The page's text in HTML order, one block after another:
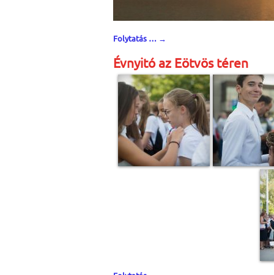
Folytatás … →
Évnyitó az Eötvös téren